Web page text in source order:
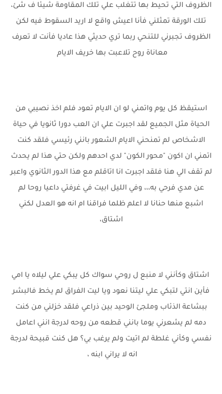
الظروف التي تحيط بها تتغلب علي تلك المقاومة شيئا ف شئ،
تلك الورقة تمثلني فأنا اعيش واقع لا اريد السقوط فيه لكن
الظروف تجبرني للتنحي ربما تري حديثي هذا عاديا فأنت لا تعرف
معاناة روح تلاعبت بها خريف الايام
استيقظ كل يوم واتمني لو ان الايام تعود فلم اخذ نصيبي من
الحياة مثل الجميع لقد اجبرت علي ان العب دورا ثانويا في حياة
الاشخاص لم تمنحني الايام الشعور بانني رئيسي فلقد كنت
اتمني ان اكون "محور الكون" لدي احدهم ولكن حتي هذا لم يحدث
لم تقف الي هنا فلقد اجبرت انا اتاقلم مع هذا الدور الثانوي واعبر
عن مدي فرحي به،،، وفي الليل ابيت في غرفتي داعيا روحا لم
اشبع منها حنانا لا اعلم ظلما فراقنا ام انه هو العدل لكني
اشتاق،
اشتاق وكأنني لا منبع ل روحي سواك كل يبكي علي ليلاه يا امي
فأين انتي لتبكي علي ليتنا نعود ويا ليت الفراق لم يخط فالبشر
ببشاعة الذئاب وملجئ الوحيد بين ذراعي فلقد خزلني من كنت
دمه لم يشعرني يوما بانني قطعه من روحه لدرجة انني اعامل
نفسي وكأني غلطة لم اتيت ولم يرغب بي؟ هل كنت قبيحة لدرجة
انه لا يراني ابنه ،